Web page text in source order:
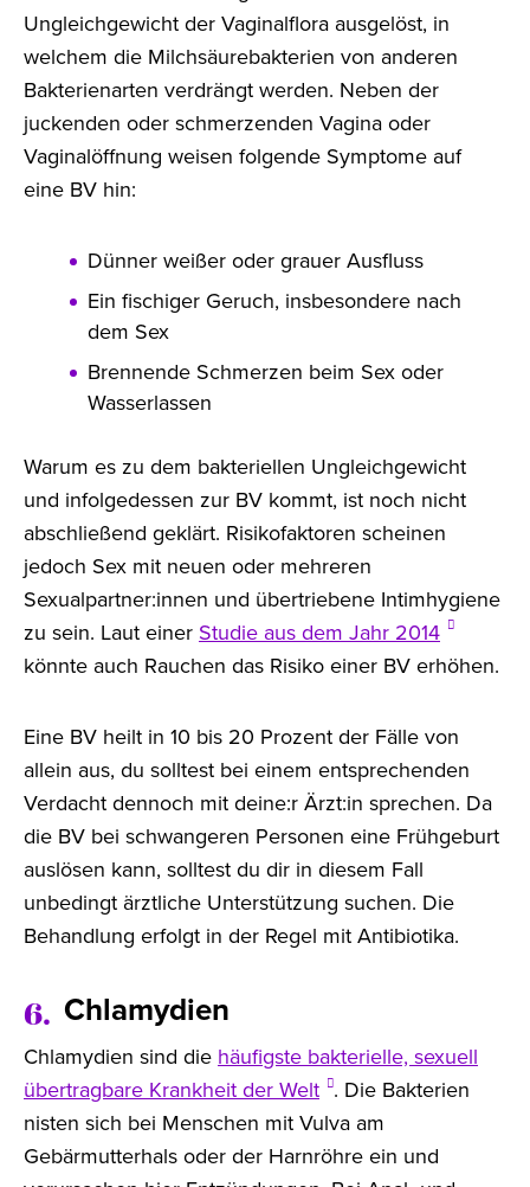
Ungleichgewicht der Vaginalflora ausgelöst, in
welchem die Milchsäurebakterien von anderen
Bakterienarten verdrängt werden. Neben der
juckenden oder schmerzenden Vagina oder
Vaginalöffnung weisen folgende Symptome auf
eine BV hin:
Dünner weißer oder grauer Ausfluss
Ein fischiger Geruch, insbesondere nach
dem Sex
Brennende Schmerzen beim Sex oder
Wasserlassen
Warum es zu dem bakteriellen Ungleichgewicht
und infolgedessen zur BV kommt, ist noch nicht
abschließend geklärt. Risikofaktoren scheinen
jedoch Sex mit neuen oder mehreren
Sexualpartner:innen und übertriebene Intimhygiene
zu sein. Laut einer Studie aus dem Jahr 2014
könnte auch Rauchen das Risiko einer BV erhöhen.
Eine BV heilt in 10 bis 20 Prozent der Fälle von
allein aus, du solltest bei einem entsprechenden
Verdacht dennoch mit deine:r Ärzt:in sprechen. Da
die BV bei schwangeren Personen eine Frühgeburt
auslösen kann, solltest du dir in diesem Fall
unbedingt ärztliche Unterstützung suchen. Die
Behandlung erfolgt in der Regel mit Antibiotika.
6. Chlamydien
Chlamydien sind die häufigste bakterielle, sexuell
übertragbare Krankheit der Welt . Die Bakterien
nisten sich bei Menschen mit Vulva am
Gebärmutterhals oder der Harnröhre ein und